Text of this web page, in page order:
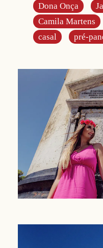
Dona Onça
Camila Martens
casal
pré-